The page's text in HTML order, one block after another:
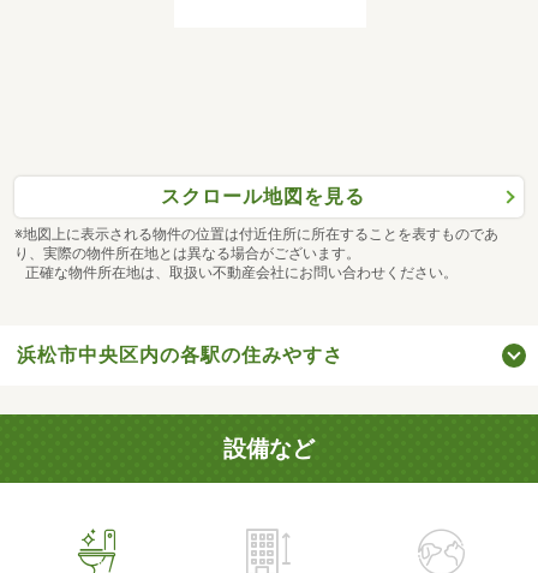
スクロール地図を見る
※地図上に表示される物件の位置は付近住所に所在することを表すものであ
り、実際の物件所在地とは異なる場合がございます。
正確な物件所在地は、取扱い不動産会社にお問い合わせください。
浜松市中央区内の各駅の住みやすさ
設備など